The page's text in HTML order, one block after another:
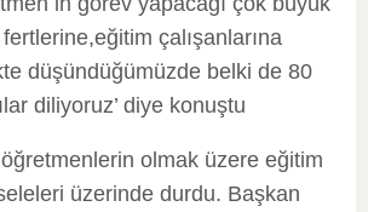
çalışanlarına
düşündüğümüzde belki de 80
diliyoruz’ diye konuştu
olmak üzere eğitim
üzerinde durdu. Başkan